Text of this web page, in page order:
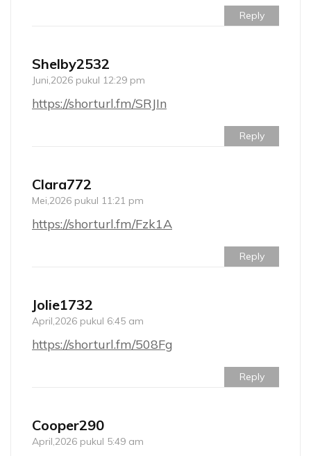
Reply
Shelby2532
Juni,2026 pukul 12:29 pm
https://shorturl.fm/SRJIn
Reply
Clara772
Mei,2026 pukul 11:21 pm
https://shorturl.fm/Fzk1A
Reply
Jolie1732
April,2026 pukul 6:45 am
https://shorturl.fm/508Fg
Reply
Cooper290
April,2026 pukul 5:49 am